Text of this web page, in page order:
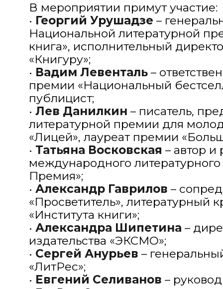
В мероприятии примут участие:
• Георгий Урушадзе –
Национальной литературной
книга», исполнительный
«Книгуру»;
• Вадим Левенталь –
премии «Национальный
публицист;
• Лев Данилкин – писатель,
литературной премии для
«Лицей», лауреат премии
• Татьяна Восковская – автор и
международного литературного
Премия»;
• Александр Гаврилов –
«Просветитель», литературный
«Института книги»;
• Александра Шипетина –
издательства «ЭКСМО»;
• Сергей Анурьев –
«ЛитРес»;
• Евгений Селиванов –